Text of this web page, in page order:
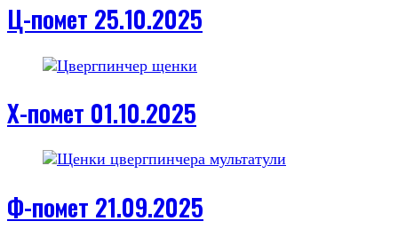
Ц-помет 25.10.2025
Х-помет 01.10.2025
Ф-помет 21.09.2025